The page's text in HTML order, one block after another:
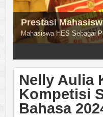
Prestasi
Mahasiswa HES Sebagai
Nelly Aulia
Kompetisi
Bahasa